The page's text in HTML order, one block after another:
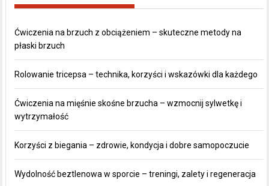
Ćwiczenia na brzuch z obciążeniem – skuteczne metody na
płaski brzuch
Rolowanie tricepsa – technika, korzyści i wskazówki dla każdego
Ćwiczenia na mięśnie skośne brzucha – wzmocnij sylwetkę i
wytrzymałość
Korzyści z biegania – zdrowie, kondycja i dobre samopoczucie
Wydolność beztlenowa w sporcie – treningi, zalety i regeneracja